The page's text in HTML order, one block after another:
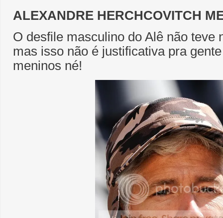
ALEXANDRE HERCHCOVITCH
O desfile masculino do Alê não teve
mas isso não é justificativa pra
meninos né!